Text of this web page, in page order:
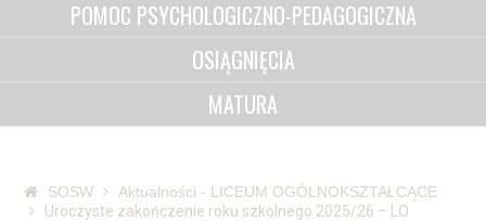
POMOC PSYCHOLOGICZNO-PEDAGOGICZNA
OSIĄGNIĘCIA
MATURA
SOSW
Aktualności - LICEUM OGÓLNOKSZTAŁCĄCE
Uroczyste zakończenie roku szkolnego 2025/26 – LO